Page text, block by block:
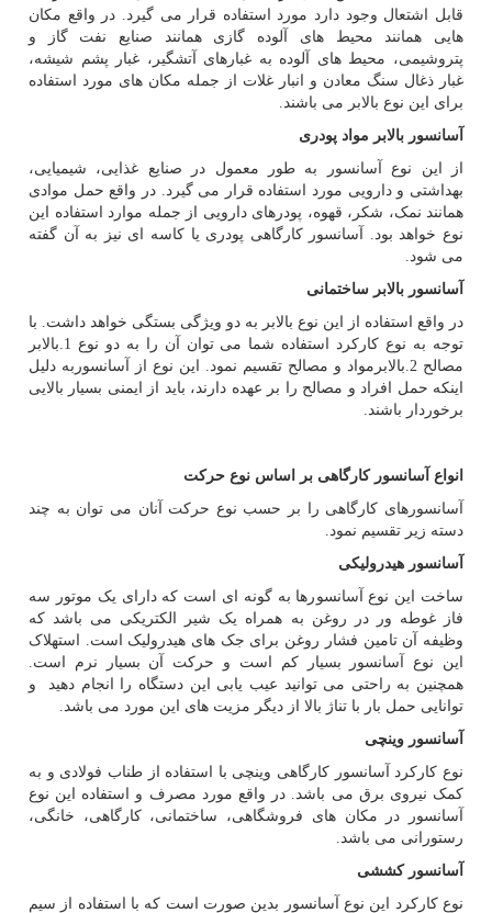
قابل اشتعال وجود دارد مورد استفاده قرار می گیرد. در واقع مکان
هایی همانند محیط های آلوده گازی همانند صنایع نفت گاز و
پتروشیمی، محیط های آلوده به غبارهای آتشگیر، غبار پشم شیشه،
غبار ذغال سنگ معادن و انبار غلات از جمله مکان های مورد استفاده
برای این نوع بالابر می باشند.
آسانسور بالابر مواد پودری
از این نوع آسانسور به طور معمول در صنایع غذایی، شیمیایی،
بهداشتی و دارویی مورد استفاده قرار می گیرد. در واقع حمل موادی
همانند نمک، شکر، قهوه، پودرهای دارویی از جمله موارد استفاده این
نوع خواهد بود. آسانسور کارگاهی پودری یا کاسه ای نیز به آن گفته
می شود.
آسانسور بالابر ساختمانی
در واقع استفاده از این نوع بالابر به دو ویژگی بستگی خواهد داشت. با
توجه به نوع کارکرد استفاده شما می توان آن را به دو نوع 1.بالابر
مصالح 2.بالابرمواد و مصالح تقسیم نمود. این نوع از آسانسوربه دلیل
اینکه حمل افراد و مصالح را بر عهده دارند، باید از ایمنی بسیار بالایی
برخوردار باشند.
انواع آسانسور کارگاهی بر اساس نوع حرکت
آسانسورهای کارگاهی را بر حسب نوع حرکت آنان می توان به چند
دسته زیر تقسیم نمود.
آسانسور هیدرولیکی
ساخت این نوع آسانسورها به گونه ای است که دارای یک موتور سه
فاز غوطه ور در روغن به همراه یک شیر الکتریکی می باشد که
وظیفه آن تامین فشار روغن برای جک های هیدرولیک است. استهلاک
این نوع آسانسور بسیار کم است و حرکت آن بسیار نرم است.
همچنین به راحتی می توانید عیب یابی این دستگاه را انجام دهید و
توانایی حمل بار با تناژ بالا از دیگر مزیت های این مورد می باشد.
آسانسور وینچی
نوع کارکرد آسانسور کارگاهی وینچی با استفاده از طناب فولادی و به
کمک نیروی برق می باشد. در واقع مورد مصرف و استفاده این نوع
آسانسور در مکان های فروشگاهی، ساختمانی، کارگاهی، خانگی،
رستورانی می باشد.
آسانسور کششی
نوع کارکرد این نوع آسانسور بدین صورت است که با استفاده از سیم